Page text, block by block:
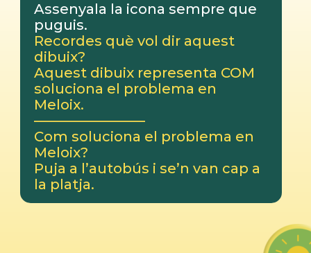
Assenyala la icona sempre que
puguis.
Recordes què vol dir aquest
dibuix?
Aquest dibuix representa COM
soluciona el problema en
Meloix.
————————
Com soluciona el problema en
Meloix?
Puja a l’autobús i se’n van cap a
la platja.